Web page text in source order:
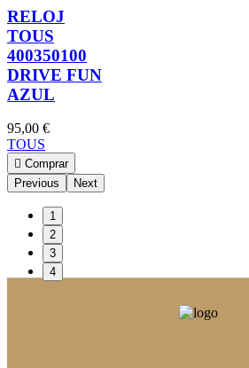
RELOJ
TOUS
400350100
DRIVE FUN
AZUL
95,00 €
TOUS
 Comprar
Previous
Next
1
2
3
4